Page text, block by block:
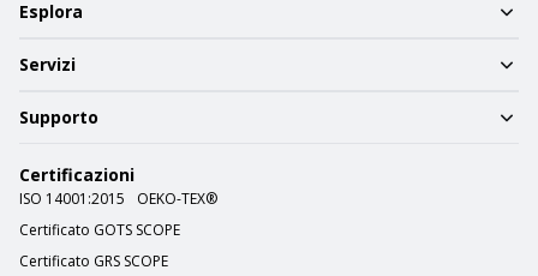
Esplora
Servizi
Supporto
Certificazioni
ISO 14001:2015
OEKO-TEX®
Certificato GOTS SCOPE
Certificato GRS SCOPE